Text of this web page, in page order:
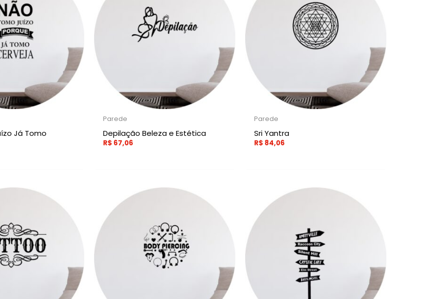
Já Tomo
Parede
Depilação Beleza e Estética
R$ 67,06
Parede
Sri Yantra
R$ 84,06